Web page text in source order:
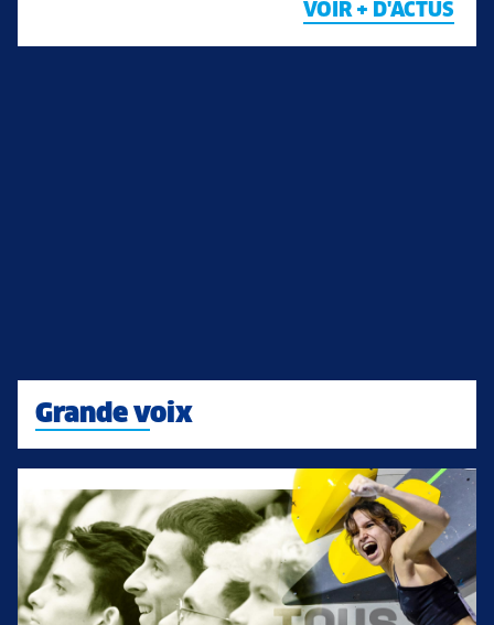
VOIR + D'ACTUS
Grande voix